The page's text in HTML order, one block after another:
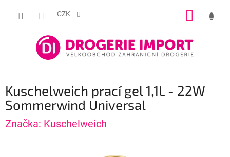
CZK
Kuschelweich prací gel 1,1L - 22W
Sommerwind Universal
Značka: Kuschelweich